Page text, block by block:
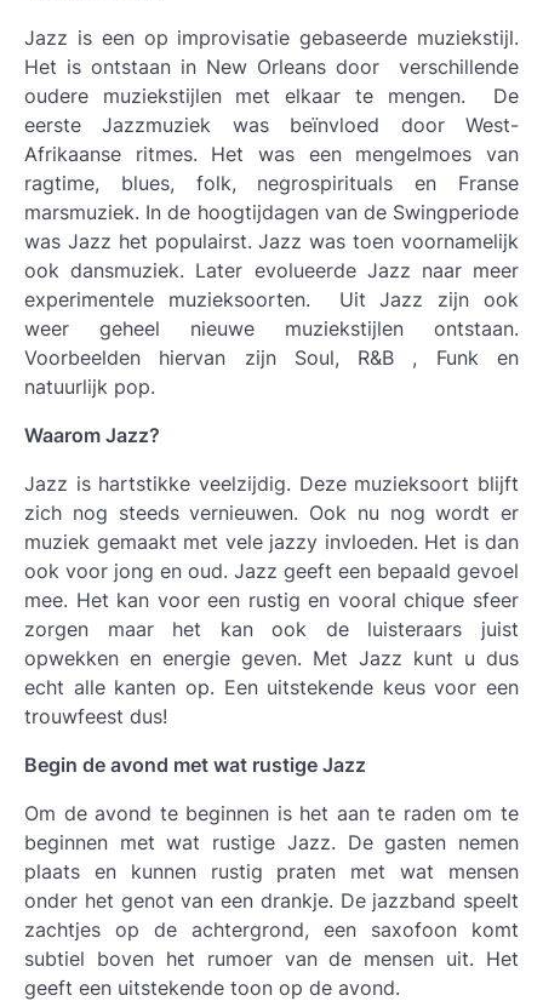
Jazz is een op improvisatie gebaseerde muziekstijl.
Het is ontstaan in New Orleans door verschillende
oudere muziekstijlen met elkaar te mengen. De
eerste Jazzmuziek was beïnvloed door West-
Afrikaanse ritmes. Het was een mengelmoes van
ragtime, blues, folk, negrospirituals en Franse
marsmuziek. In de hoogtijdagen van de Swingperiode
was Jazz het populairst. Jazz was toen voornamelijk
ook dansmuziek. Later evolueerde Jazz naar meer
experimentele muzieksoorten. Uit Jazz zijn ook
weer geheel nieuwe muziekstijlen ontstaan.
Voorbeelden hiervan zijn Soul, R&B , Funk en
natuurlijk pop.
Waarom Jazz?
Jazz is hartstikke veelzijdig. Deze muzieksoort blijft
zich nog steeds vernieuwen. Ook nu nog wordt er
muziek gemaakt met vele jazzy invloeden. Het is dan
ook voor jong en oud. Jazz geeft een bepaald gevoel
mee. Het kan voor een rustig en vooral chique sfeer
zorgen maar het kan ook de luisteraars juist
opwekken en energie geven. Met Jazz kunt u dus
echt alle kanten op. Een uitstekende keus voor een
trouwfeest dus!
Begin de avond met wat rustige Jazz
Om de avond te beginnen is het aan te raden om te
beginnen met wat rustige Jazz. De gasten nemen
plaats en kunnen rustig praten met wat mensen
onder het genot van een drankje. De jazzband speelt
zachtjes op de achtergrond, een saxofoon komt
subtiel boven het rumoer van de mensen uit. Het
geeft een uitstekende toon op de avond.